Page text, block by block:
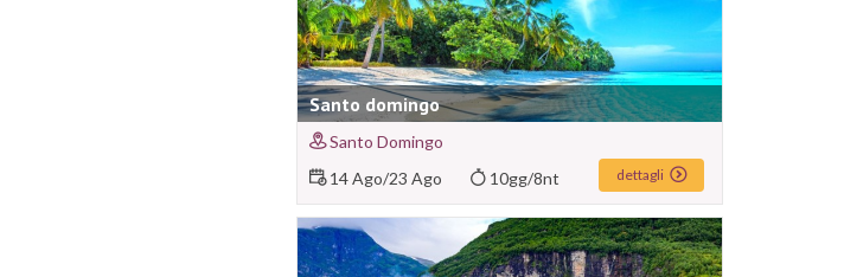
Santo domingo
Santo Domingo
14 Ago/23 Ago 10gg/8nt dettagli